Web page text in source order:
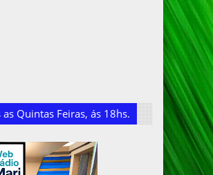
Quintas Feiras, ás 18hs.